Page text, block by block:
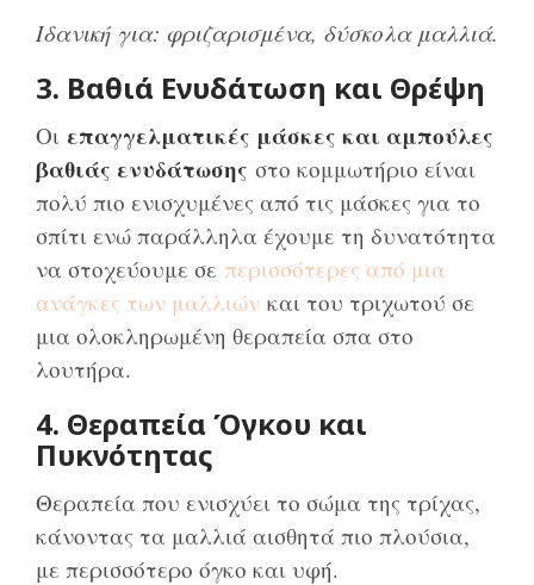
Ιδανική για: φριζαρισμένα, δύσκολα μαλλιά.
3. Βαθιά Ενυδάτωση και Θρέψη
Οι επαγγελματικές μάσκες και αμπούλες
βαθιάς ενυδάτωσης στο κομμωτήριο είναι
πολύ πιο ενισχυμένες από τις μάσκες για το
σπίτι ενώ παράλληλα έχουμε τη δυνατότητα
να στοχεύουμε σε περισσότερες από μια
ανάγκες των μαλλιών και του τριχωτού σε
μια ολοκληρωμένη θεραπεία σπα στο
λουτήρα.
4. Θεραπεία Όγκου και
Πυκνότητας
Θεραπεία που ενισχύει το σώμα της τρίχας,
κάνοντας τα μαλλιά αισθητά πιο πλούσια,
με περισσότερο όγκο και υφή.